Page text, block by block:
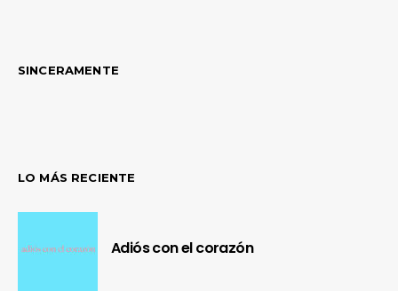
SINCERAMENTE
LO MÁS RECIENTE
Adiós con el corazón